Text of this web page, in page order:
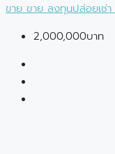
ขาย ขาย ลงทุนปล่อยเช่า
2,000,000บาท